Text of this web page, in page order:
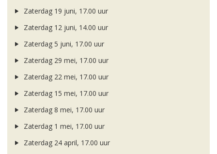
Zaterdag 19 juni, 17.00 uur
Zaterdag 12 juni, 14.00 uur
Zaterdag 5 juni, 17.00 uur
Zaterdag 29 mei, 17.00 uur
Zaterdag 22 mei, 17.00 uur
Zaterdag 15 mei, 17.00 uur
Zaterdag 8 mei, 17.00 uur
Zaterdag 1 mei, 17.00 uur
Zaterdag 24 april, 17.00 uur